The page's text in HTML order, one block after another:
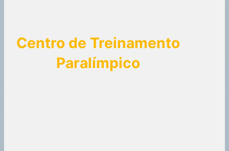
Centro de Treinamento
Paralímpico